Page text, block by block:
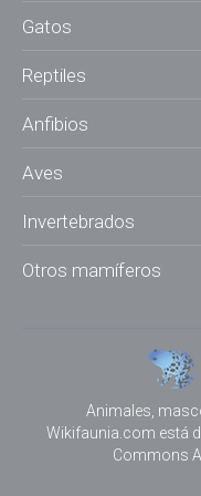
Gatos
Reptiles
Anfibios
Aves
Invertebrados
Otros mamíferos
Animales,
Wikifaunia.com está
Commons